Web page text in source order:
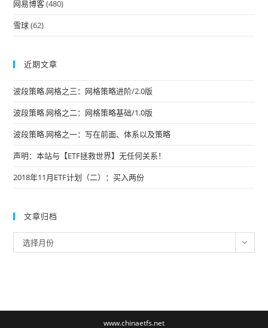
网易博客(480)
雪球(62)
近期文章
波段策略.网格之三：网格策略进阶/2.0版
波段策略.网格之二：网格策略基础/1.0版
波段策略.网格之一：写在前面、体系以及策略
声明：本站与【ETF拯救世界】无任何关系！
2018年11月ETF计划（二）：买入两份
文章归档
章
选择月份
www.chinaetfs.net